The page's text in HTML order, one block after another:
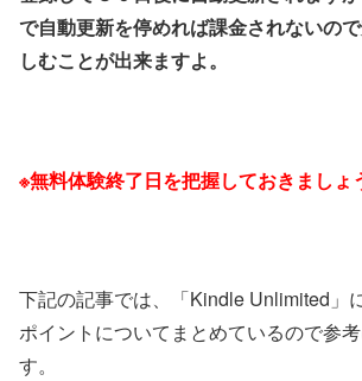
で自動更新を停めれば課金されないの
しむことが出来ますよ。
※無料体験終了日を把握しておきましょ
下記の記事では、「Kindle Unlimited」
ポイントについてまとめているので参
す。